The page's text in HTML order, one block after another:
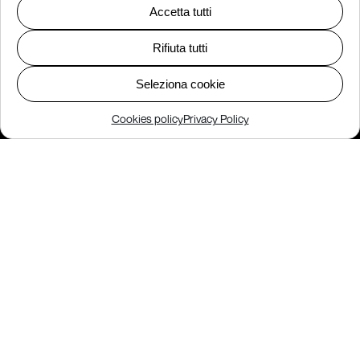
Accetta tutti
Rifiuta tutti
Seleziona cookie
Cookies policyPrivacy Policy